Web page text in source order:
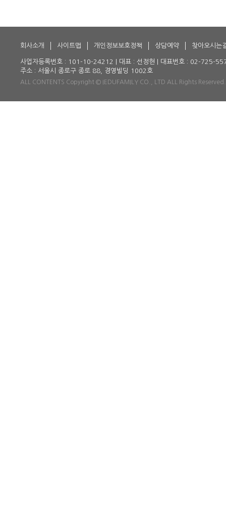
회사소개 사이트맵 개인정보보호정책 상담예약 찾아오시는
사업자등록번호 : 101-10-24212 | 대표 : 선정현 | 대표번호 : 02-725-
주소 : 서울시 종로구 종로 88, 경영빌딩 1002호
ALL CONTENTS Copyright © IEDUFAMILY CO., LTD ALL Rights Reserved.